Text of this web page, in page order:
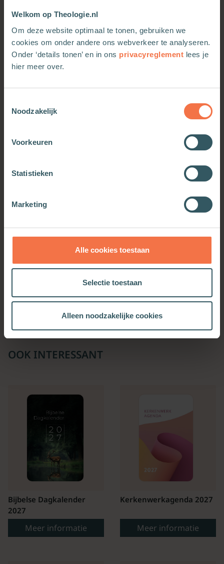
Welkom op Theologie.nl
Om deze website optimaal te tonen, gebruiken we
cookies om onder andere ons webverkeer te analyseren.
Onder ‘details tonen’ en in ons privacyreglement lees je
hier meer over.
Noodzakelijk
Voorkeuren
Statistieken
Marketing
Alle cookies toestaan
Selectie toestaan
Alleen noodzakelijke cookies
politieke wijsbegeerte aan de Radboud
Universiteit Nijmegen. Bij Uitgeverij SUN
verschenen eerder van zijn hand Maakbaarheid
en normativiteit(1997) en Omstreden
besluiten(2002).
Democratie als cultus
Meer informatie
OOK INTERESSANT
Bijbelse Dagkalender
2027
Meer informatie
Kerkenwerkagenda 2027
Meer informatie